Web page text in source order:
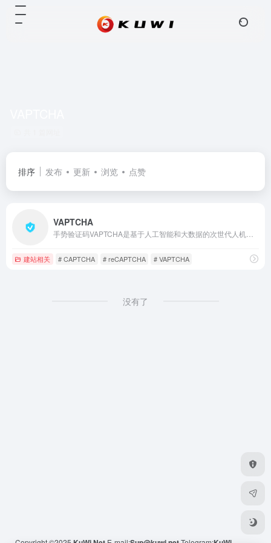
排序 发布 更新 浏览 点赞
VAPTCHA
建站相关 # CAPTCHA # reCAPTCHA # VAPTCHA
没有了